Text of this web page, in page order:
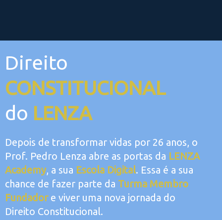
Direito
CONSTITUCIONAL
do LENZA
Depois de transformar vidas por 26 anos, o
Prof. Pedro Lenza abre as portas da LENZA
Academy, a sua Escola Digital. Essa é a sua
chance de fazer parte da Turma Membro
Fundador e viver uma nova jornada do
Direito Constitucional.